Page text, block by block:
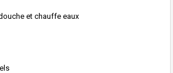
et chauffe eaux